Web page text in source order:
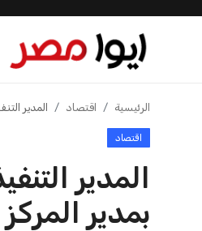
الرئيسية
اخبار مصر
عرب وعالم
الرئيسية اقتصاد المدير
اقتصاد
المدير
بمدير